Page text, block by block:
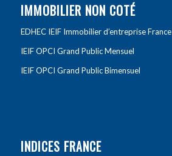
IMMOBILIER NON COTÉ
EDHEC IEIF Immobilier d’entreprise France
IEIF OPCI Grand Public Mensuel
IEIF OPCI Grand Public Bimensuel
INDICES FRANCE